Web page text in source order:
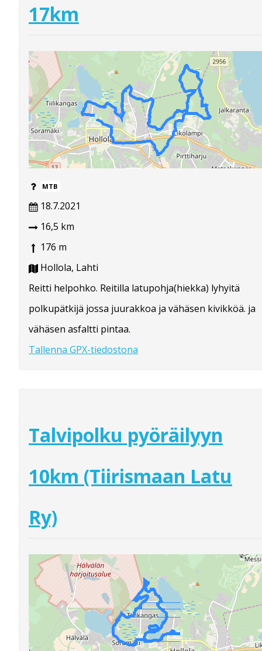
17km
MTB
18.7.2021
16,5 km
176 m
Hollola, Lahti
Reitti helpohko. Reitilla latupohja(hiekka) lyhyitä
polkupätkijä jossa juurakkoa ja vähäsen kivikköä. ja
vähäsen asfaltti pintaa.
Tallenna GPX-tiedostona
Talvipolku pyöräilyyn
10km (Tiirismaan Latu
Ry)